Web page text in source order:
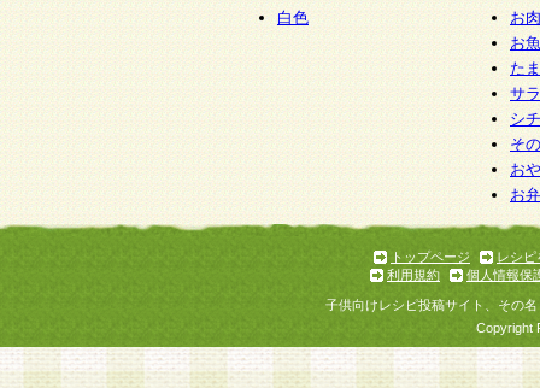
をお預かりいたしません が、提供されないこと
商品やサービス等をご利用いただけない場合があ
了承ください。
6.当社は、お客様から当社が保有している個人情
加・ 利用停止等を求められた場合には、ご本人
て確認できた場合に限り、法令に準拠して合理的
いただきます。なお、開示 請求等の請求先は個
ります。
1.会員とは、本規約等を承諾のうえ、当社所定の
了し、当社が承認した者、グループとします。な
が以下に該当する場合は会員登録をすることがで
白色
お
お
た
サ
シ
そ
お
お
トップページ
レシピ
利用規約
個人情報保
子供向けレシピ投稿サイト、その
Copyright